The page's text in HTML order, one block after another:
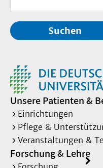
Suchen
Unsere Patienten &
Einrichtungen
Pflege &
Veranstaltungen &
Forschung & Lehre